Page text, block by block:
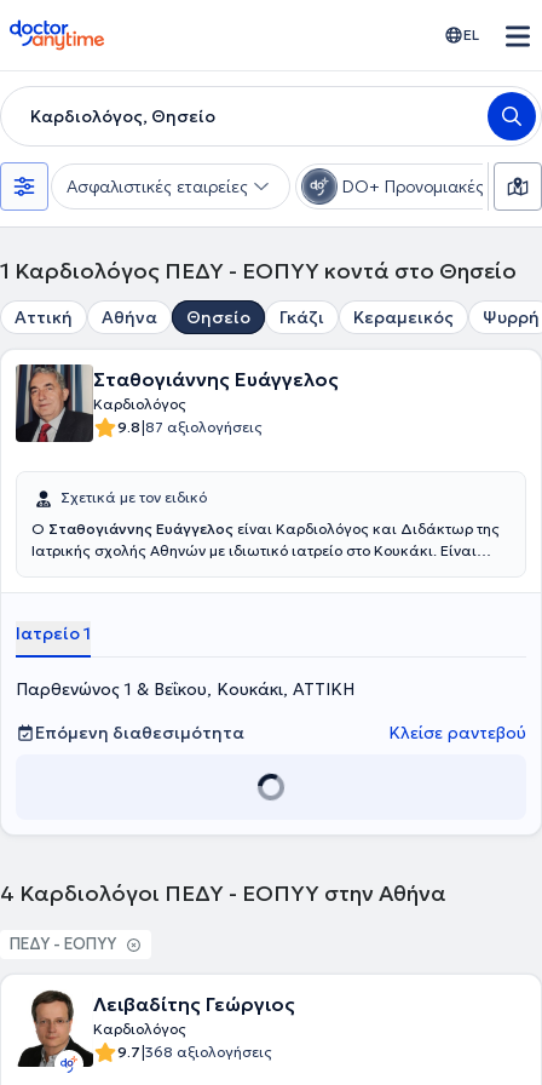
doctoranytime EL
Καρδιολόγος, Θησείο
Ασφαλιστικές εταιρείες DO+ Προνομιακές τιμές
1 Καρδιολόγος ΠΕΔΥ - ΕΟΠΥΥ κοντά στο Θησείο
Αττική Αθήνα Θησείο Γκάζι Κεραμεικός Ψυρρή
Σταθογιάννης Ευάγγελος
Καρδιολόγος
9.8|87 αξιολογήσεις
Σχετικά με τον ειδικό
Ο Σταθογιάννης Ευάγγελος είναι Καρδιολόγος και Διδάκτωρ της
Ιατρικής σχολής Αθηνών με ιδιωτικό ιατρείο στο Κουκάκι. Είναι
Πανεπιστημίου Αθηνών. Ακολούθως, ειδικεύτηκε στην Παθολογία
στην Καρδιολογία στο HARVARD MGH Hospital της Βοστώνης των
ΗΠΑ. Διαθέτει πολυετή εμπειρία στην Καρδιολογία, έχοντας
εργαστεί στο Αμερικανικό νοσοκομείο της Μον Βελγίου αλλά και ως
Διευθυντής της Καρδιολογικής Κλινικής του 251 ΓΝΑ και, στη
συνέχεια, Διευθυντής του νοσοκομείου. Τέλος, δημιούργησε το
Δημοτικό Πολυϊατρείο του δήμου Παπάγου και αναβάθμισε το
Δημοτικό Πολυϊατρείο του δήμου Χολαργού.
Ιατρείο 1
Παρθενώνος 1 & Βεΐκου, Κουκάκι, ΑΤΤΙΚΗ
Επόμενη διαθεσιμότητα
Κλείσε ραντεβού
4 Καρδιολόγοι ΠΕΔΥ - ΕΟΠΥΥ στην Αθήνα
ΠΕΔΥ - ΕΟΠΥΥ
Λειβαδίτης Γεώργιος
Καρδιολόγος
9.7|368 αξιολογήσεις